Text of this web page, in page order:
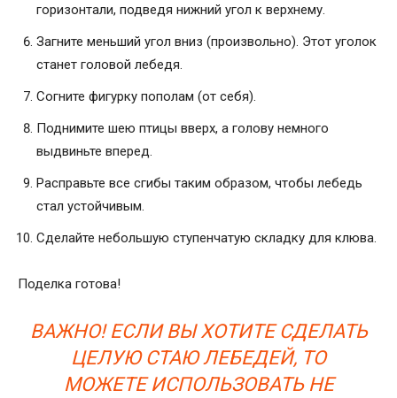
горизонтали, подведя нижний угол к верхнему.
Загните меньший угол вниз (произвольно). Этот уголок
станет головой лебедя.
Согните фигурку пополам (от себя).
Поднимите шею птицы вверх, а голову немного
выдвиньте вперед.
Расправьте все сгибы таким образом, чтобы лебедь
стал устойчивым.
Сделайте небольшую ступенчатую складку для клюва.
Поделка готова!
ВАЖНО! ЕСЛИ ВЫ ХОТИТЕ СДЕЛАТЬ
ЦЕЛУЮ СТАЮ ЛЕБЕДЕЙ, ТО
МОЖЕТЕ ИСПОЛЬЗОВАТЬ НЕ